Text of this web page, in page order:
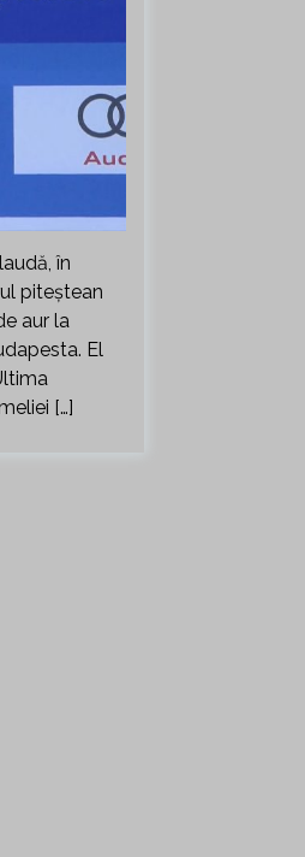
în
piteștean
aur la
El
[…]